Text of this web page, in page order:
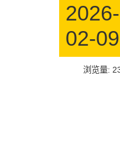
2026-
02-09
浏览量: